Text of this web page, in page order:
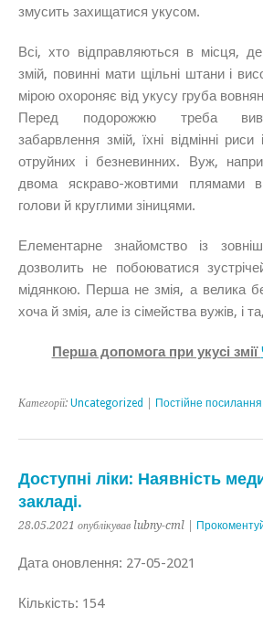
змусить захищатися укусом.
Всі, хто відправляються в місця,
змій, повинні мати щільні штани і
мірою охороняє від укусу груба
Перед подорожжю треба
забарвлення змій, їхні відмінні риси
отруйних і безневинних. Вуж,
двома яскраво-жовтими плямами в
голови й круглими зіницями.
Елементарне знайомство із
дозволить не побоюватися
мідянкою. Перша не змія, а велика
хоча й змія, але із сімейства вужів, і
Перша допомога при укусі змії
Категорії: Uncategorized Постійне посилання
Доступні ліки: Наявність
закладі.
28.05.2021 опублікував lubny-cml |
Дата оновлення: 27-05-2021
Кількість: 154